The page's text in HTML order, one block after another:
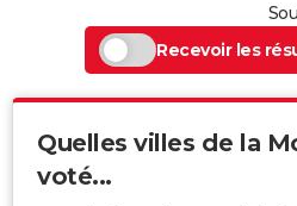
Recevoir les
Quelles villes de la
voté...